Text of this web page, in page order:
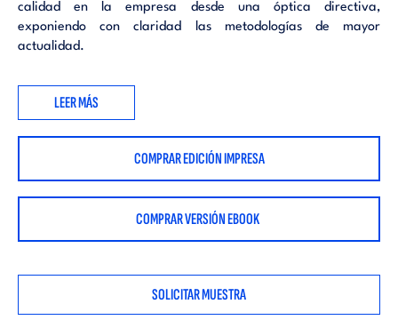
calidad en la empresa desde una óptica directiva,
exponiendo con claridad las metodologías de mayor
actualidad.
LEER MÁS
COMPRAR EDICIÓN IMPRESA
COMPRAR VERSIÓN EBOOK
SOLICITAR MUESTRA